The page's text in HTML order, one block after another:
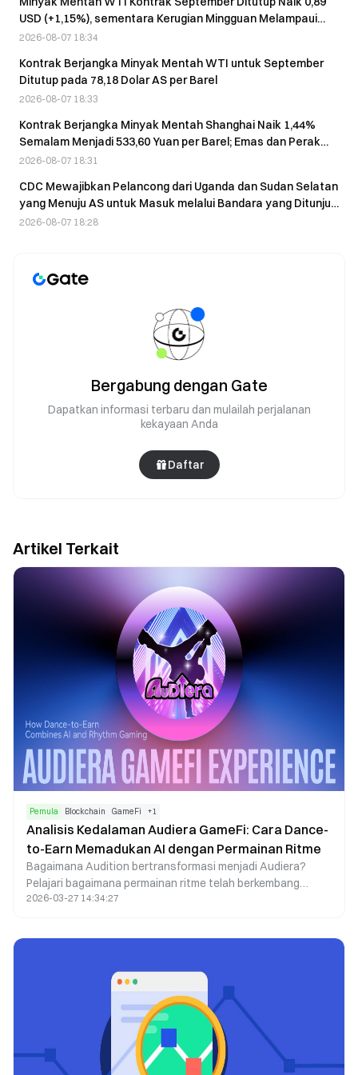
USD (+1,15%), sementara Kerugian Mingguan Melampaui
7,66%
2026-08-07 18:34
Kontrak Berjangka Minyak Mentah WTI untuk September
Ditutup pada 78,18 Dolar AS per Barel
2026-08-07 18:33
Kontrak Berjangka Minyak Mentah Shanghai Naik 1,44%
Semalam Menjadi 533,60 Yuan per Barel; Emas dan Perak
Juga Menguat
2026-08-07 18:31
CDC Mewajibkan Pelancong dari Uganda dan Sudan Selatan
yang Menuju AS untuk Masuk melalui Bandara yang Ditunjuk
dalam waktu 21 hari
2026-08-07 18:28
Bergabung dengan Gate
Dapatkan informasi terbaru dan mulailah perjalanan
kekayaan Anda
Daftar
Artikel Terkait
Pemula Blockchain GameFi +1
Analisis Kedalaman Audiera GameFi: Cara Dance-
to-Earn Memadukan AI dengan Permainan Ritme
Bagaimana Audition bertransformasi menjadi Audiera?
Pelajari bagaimana permainan ritme telah berkembang
melampaui hiburan tradisional, menjadi ekosistem GameFi
2026-03-27 14:34:27